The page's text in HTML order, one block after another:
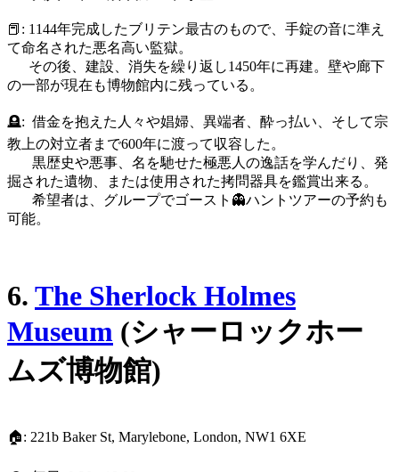
📕: 1144年完成したブリテン最古のもので、手錠の音に準え
て命名された悪名高い監獄。
その後、建設、消失を繰り返し1450年に再建。壁や廊下
の一部が現在も博物館内に残っている。
🪦: 借金を抱えた人々や娼婦、異端者、酔っ払い、そして宗
教上の対立者まで600年に渡って収容した。
黒歴史や悪事、名を馳せた極悪人の逸話を学んだり、発
掘された遺物、または使用された拷問器具を鑑賞出来る。
希望者は、グループでゴースト👻ハントツアーの予約も
可能。
6. The Sherlock Holmes
Museum (シャーロックホー
ムズ博物館)
🏠: 221b Baker St, Marylebone, London, NW1 6XE